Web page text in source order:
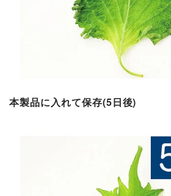
本製品に入れて保存(5日後)